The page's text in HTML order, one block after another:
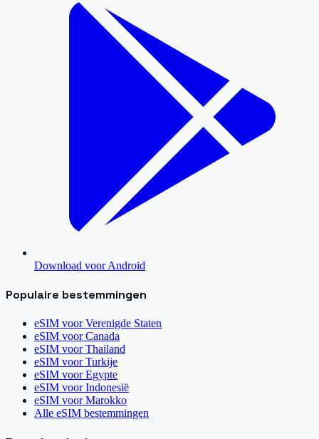
Download voor Android
Populaire bestemmingen
eSIM voorVerenigde Staten
eSIM voorCanada
eSIM voorThailand
eSIM voorTurkije
eSIM voorEgypte
eSIM voorIndonesië
eSIM voorMarokko
Alle eSIM bestemmingen